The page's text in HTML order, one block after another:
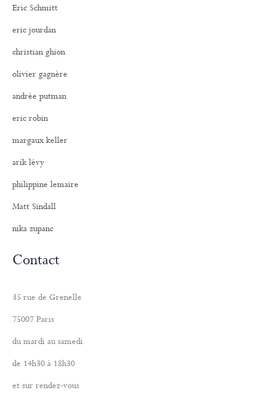
Eric Schmitt
eric jourdan
christian ghion
olivier gagnère
andrée putman
eric robin
margaux keller
arik lévy
philippine lemaire
Matt Sindall
nika zupanc
Contact
35 rue de Grenelle
75007 Paris
du mardi au samedi
de 14h30 à 18h30
et sur rendez-vous